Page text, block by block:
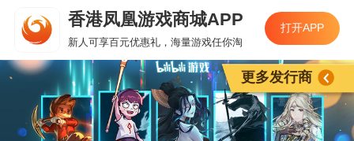
香港凤凰游戏商城APP
新人可享百元优惠礼，海量游戏任你淘
打开APP
更多发行商